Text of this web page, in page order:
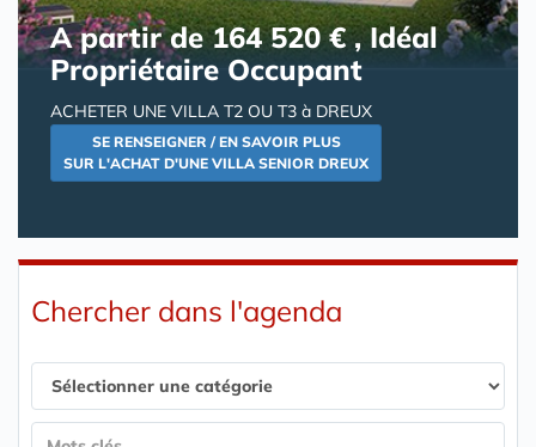
A partir de 164 520 € , Idéal
Propriétaire Occupant
ACHETER UNE VILLA T2 OU T3 à DREUX
SE RENSEIGNER / EN SAVOIR PLUS
SUR L'ACHAT D'UNE VILLA SENIOR DREUX
Chercher dans l'agenda